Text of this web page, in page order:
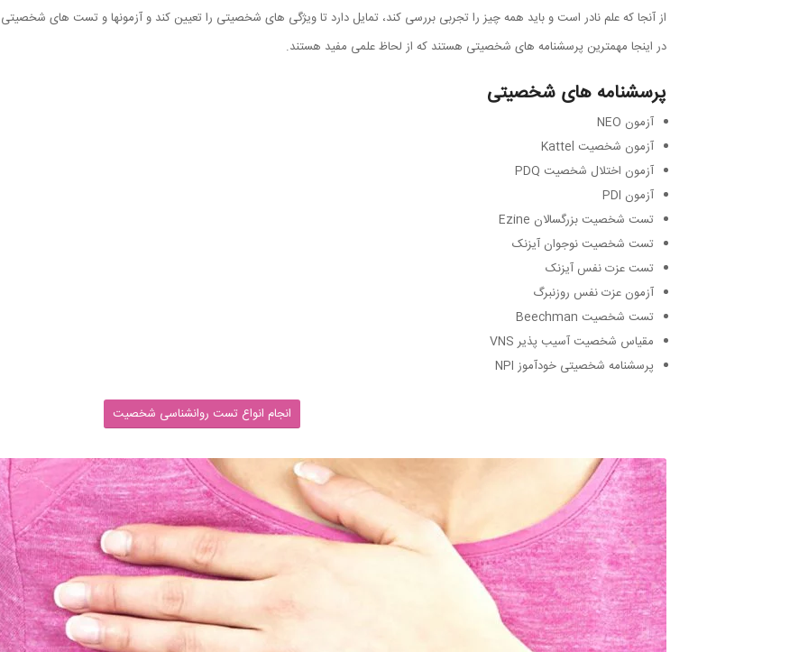
از آنجا که علم نادر است و باید همه چیز را تجربی بررسی کند، تمایل دارد تا ویژگی های شخصیتی را تعیین کند و آزمونها و تست های شخصیتی
در اینجا مهمترین پرسشنامه های شخصیتی هستند که از لحاظ علمی مفید هستند.
پرسشنامه های شخصیتی
آزمون NEO
آزمون شخصیت Kattel
آزمون اختلال شخصیت PDQ
آزمون PDI
تست شخصیت بزرگسالان Ezine
تست شخصیت نوجوان آیزنک
تست عزت نفس آیزنک
آزمون عزت نفس روزنبرگ
تست شخصیت Beechman
مقیاس شخصیت آسیب پذیر VNS
پرسشنامه شخصیتی خودآموز NPI
انجام انواع تست روانشناسی شخصیت